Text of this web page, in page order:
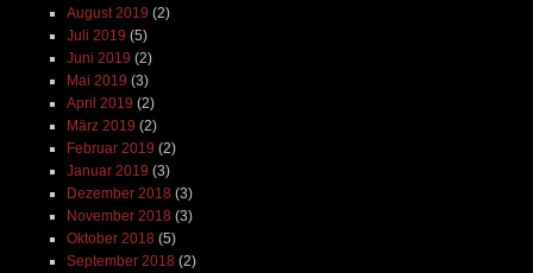
August 2019 (2)
Juli 2019 (5)
Juni 2019 (2)
Mai 2019 (3)
April 2019 (2)
März 2019 (2)
Februar 2019 (2)
Januar 2019 (3)
Dezember 2018 (3)
November 2018 (3)
Oktober 2018 (5)
September 2018 (2)